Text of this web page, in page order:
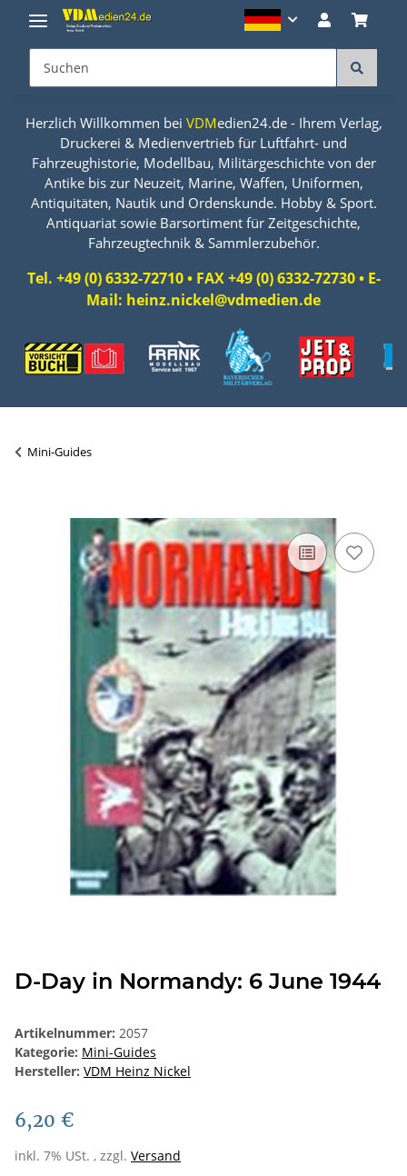
Herzlich Willkommen bei VDMedien24.de - Ihrem Verlag,
Druckerei & Medienvertrieb für Luftfahrt- und
Fahrzeughistorie, Modellbau, Militärgeschichte von der
Antike bis zur Neuzeit, Marine, Waffen, Uniformen,
Antiquitäten, Nautik und Ordenskunde. Hobby & Sport.
Antiquariat sowie Barsortiment für Zeitgeschichte,
Fahrzeugtechnik & Sammlerzubehör.
Tel. +49 (0) 6332-72710 • FAX +49 (0) 6332-72730 • E-
Mail: heinz.nickel@vdmedien.de
Mini-Guides
D-Day in Normandy: 6 June 1944
Artikelnummer: 2057
Kategorie: Mini-Guides
Hersteller: VDM Heinz Nickel
6,20 €
inkl. 7% USt. , zzgl. Versand